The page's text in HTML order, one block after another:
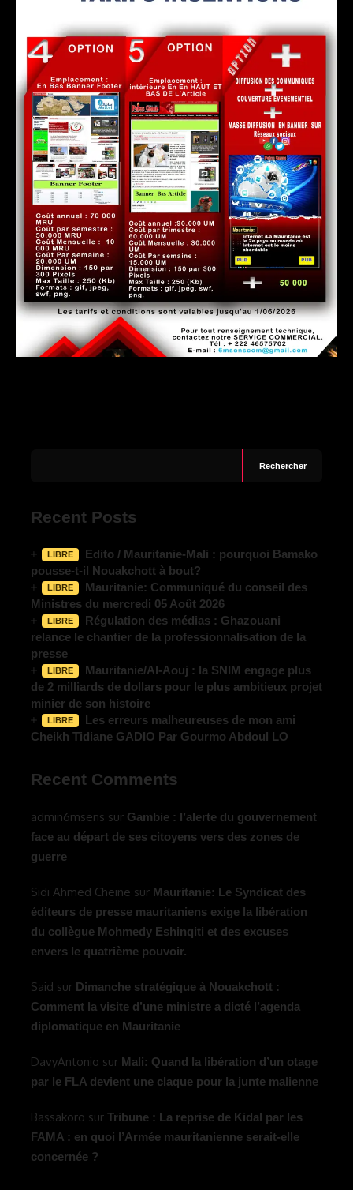
Rechercher
Recent Posts
LIBRE
Edito / Mauritanie-Mali : pourquoi Bamako
pousse-t-il Nouakchott à bout?
LIBRE
Mauritanie: Communiqué du conseil des
Ministres du mercredi 05 Août 2026
LIBRE
Régulation des médias : Ghazouani
relance le chantier de la professionnalisation de la
presse
LIBRE
Mauritanie/Al-Aouj : la SNIM engage plus
de 2 milliards de dollars pour le plus ambitieux projet
minier de son histoire
LIBRE
Les erreurs malheureuses de mon ami
Cheikh Tidiane GADIO Par Gourmo Abdoul LO
Recent Comments
admin6msens sur Gambie : l’alerte du gouvernement
face au départ de ses citoyens vers des zones de
guerre
Sidi Ahmed Cheine sur Mauritanie: Le Syndicat des
éditeurs de presse mauritaniens exige la libération
du collègue Mohmedy Eshinqiti et des excuses
envers le quatrième pouvoir.
Said sur Dimanche stratégique à Nouakchott :
Comment la visite d’une ministre a dicté l’agenda
diplomatique en Mauritanie
DavyAntonio sur Mali: Quand la libération d’un otage
par le FLA devient une claque pour la junte malienne
Bassakoro sur Tribune : La reprise de Kidal par les
FAMA : en quoi l’Armée mauritanienne serait-elle
concernée ?